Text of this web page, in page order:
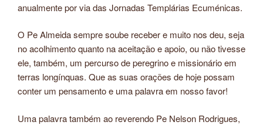
anualmente por via das Jornadas Templárias Ecuménicas.
O Pe Almeida sempre soube receber e muito nos deu, seja
no acolhimento quanto na aceitação e apoio, ou não tivesse
ele, também, um percurso de peregrino e missionário em
terras longínquas. Que as suas orações de hoje possam
conter um pensamento e uma palavra em nosso favor!
Uma palavra também ao reverendo Pe Nelson Rodrigues,